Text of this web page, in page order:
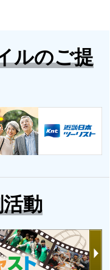
ルのご提
動